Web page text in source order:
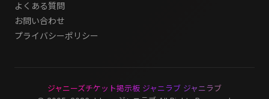
よくある質問
お問い合わせ
プライバシーポリシー
ジャニーズチケット掲示板 ジャニラブ ジャニラブ